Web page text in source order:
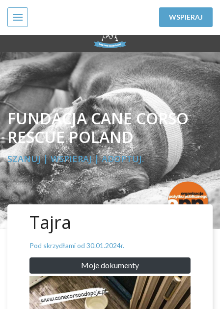
WSPIERAJ
FUNDACJA CANE CORSO
RESCUE POLAND
SZANUJ | WSPIERAJ | ADOPTUJ.
Tajra
Pod skrzydłami od 30.01.2024r.
Moje dokumenty